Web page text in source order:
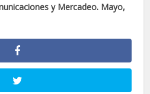
y Mercadeo. Mayo,